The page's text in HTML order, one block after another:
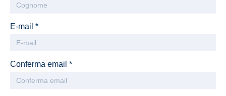
E-mail *
Conferma email *